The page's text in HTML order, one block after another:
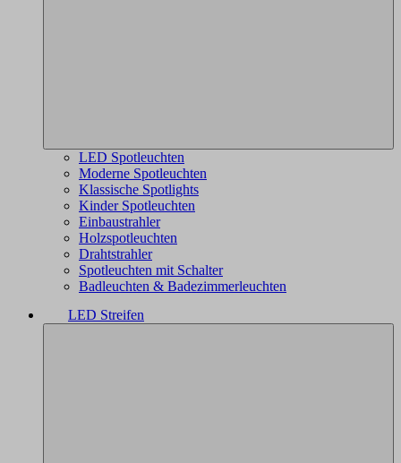
LED Spotleuchten
Moderne Spotleuchten
Klassische Spotlights
Kinder Spotleuchten
Einbaustrahler
Holzspotleuchten
Drahtstrahler
Spotleuchten mit Schalter
Badleuchten & Badezimmerleuchten
LED Streifen